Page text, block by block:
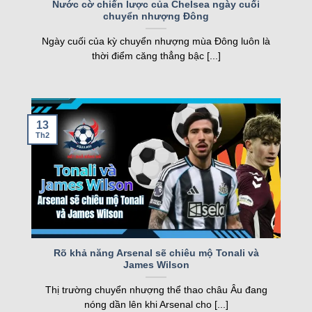
nghiệp, kqbd ngày càng khẳng định vị thế của
mình.
Các tính năng nổi bật của Kqbd – Kết
Một số tính năng nổi bật của kqbd
Trang web sở hữu nhiều tính năng vượt trội, đáp
ứng nhu cầu của cả người hâm mộ và cược thủ.
Nước cờ chiến lược của Chelsea ngày cuối
chuyển nhượng Đông
Ngày cuối của kỳ chuyển nhượng mùa Đông luôn là
thời điểm căng thẳng bậc [...]
Rõ khả năng Arsenal sẽ chiêu mộ Tonali và
James Wilson
Thị trường chuyển nhượng thể thao châu Âu đang
nóng dần lên khi Arsenal cho [...]
13
Th2